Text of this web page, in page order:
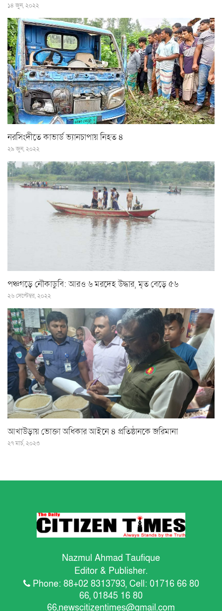
১৪ জুন, ২০২২
নরসিংদীতে কাভার্ড ভ্যানচাপায় নিহত ৪
২৯ জুন, ২০২২
পঞ্চগড়ে নৌকাডুবি: আরও ৬ মরদেহ উদ্ধার, মৃত বেড়ে ৫৬
২৬ সেপ্টেম্বর, ২০২২
আখাউড়ায় ভোক্তা অধিকার আইনে ৪ প্রতিষ্ঠানকে জরিমানা
২৭ মার্চ, ২০২৩
Nazmul Ahmad Taufique
Editor & Publisher.
Phone: 88+02 8313793, Cell: 01716 66 80
66, 01845 16 80
66,newscitizentimes@gmail.com